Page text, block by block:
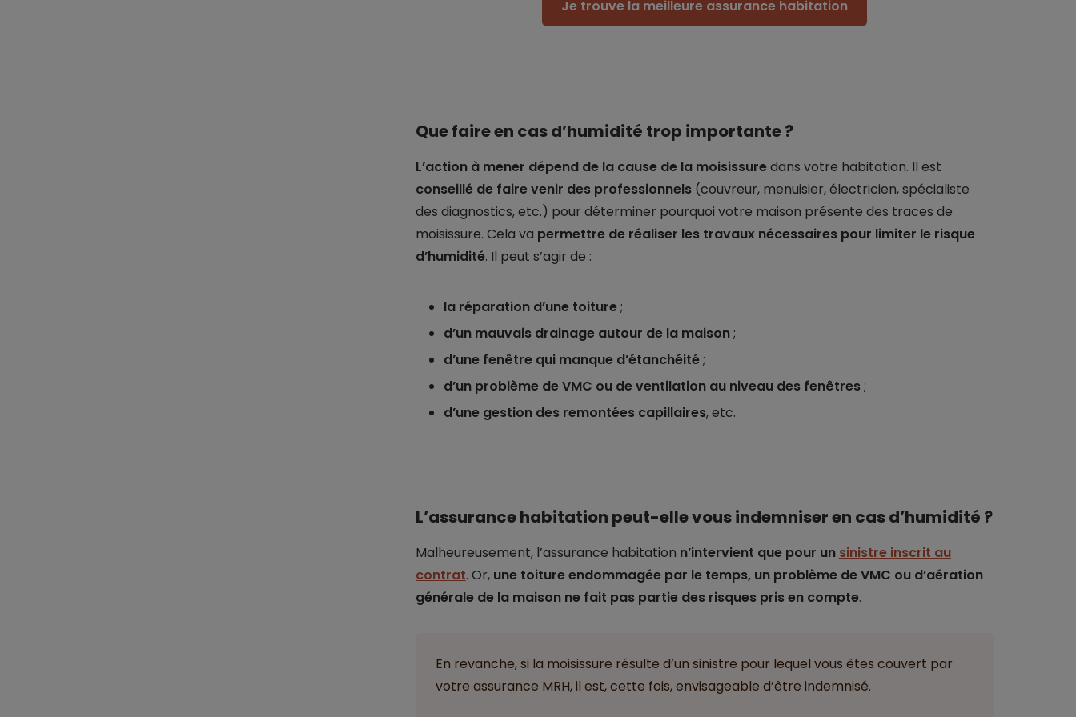
Je trouve la meilleure assurance habitation
Que faire en cas d’humidité trop importante ?
L’action à mener dépend de la cause de la moisissuredans votre habitation. Il est
conseillé de faire venir des professionnels(couvreur, menuisier, électricien, spécialiste
des diagnostics, etc.) pour déterminer pourquoi votre maison présente des traces de
moisissure. Cela va permettre de réaliser les travaux nécessaires pour limiter le risque
d’humidité. Il peut s’agir de :
la réparation d’une toiture;
d’un mauvais drainage autour de la maison;
d’une fenêtre qui manque d’étanchéité;
d’un problème de VMC ou de ventilation au niveau des fenêtres;
d’une gestion des remontées capillaires, etc.
L’assurance habitation peut-elle vous indemniser en cas d’humidité ?
Malheureusement, l’assurance habitation n’intervient que pour un sinistre inscrit au
contrat. Or, une toiture endommagée par le temps, un problème de VMC ou d’aération
générale de la maison ne fait pas partie des risques pris en compte.
En revanche, si la moisissure résulte d’un sinistre pour lequel vous êtes couvert par
votre assurance MRH, il est, cette fois, envisageable d’être indemnisé.